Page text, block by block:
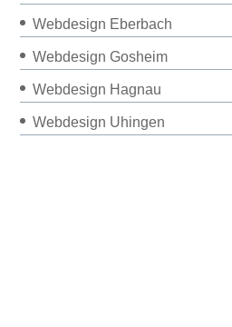
Webdesign Eberbach
Webdesign Gosheim
Webdesign Hagnau
Webdesign Uhingen